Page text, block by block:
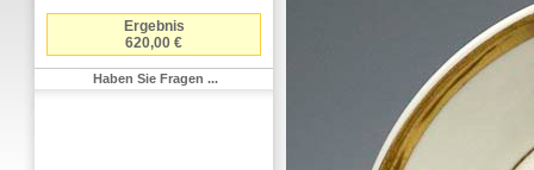
Ergebnis
620,00 €
Haben Sie Fragen ...